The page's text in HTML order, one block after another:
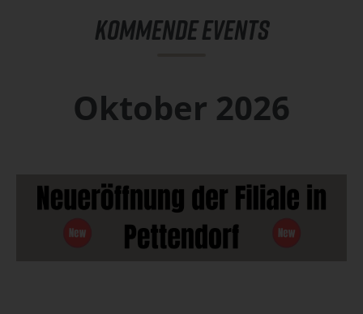
KOMMENDE EVENTS
Oktober 2026